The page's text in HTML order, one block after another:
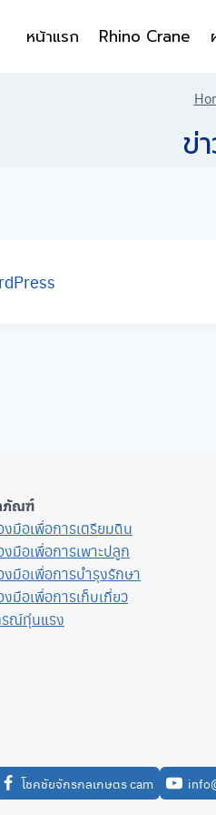
หน้าแรก Rhino Crane
ข่
ภัณฑ์
งมือเพื่อการเตรียมดิน
งมือเพื่อการเพาะปลูก
งมือเพื่อการบำรุงรักษา
งมือเพื่อการเก็บเกี่ยว
ณ์ทุ่นแรง
โชคชัยจักรกลเกษตร cam